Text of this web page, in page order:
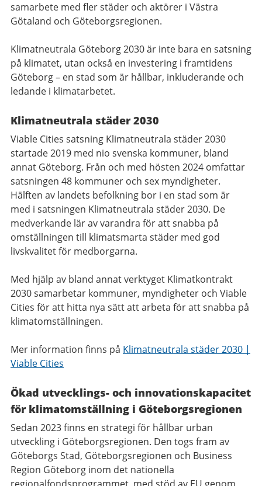
samarbete med fler städer och aktörer i Västra
Götaland och Göteborgsregionen.
Klimatneutrala Göteborg 2030 är inte bara en satsning
på klimatet, utan också en investering i framtidens
Göteborg – en stad som är hållbar, inkluderande och
ledande i klimatarbetet.
Klimatneutrala städer 2030
Viable Cities satsning Klimatneutrala städer 2030
startade 2019 med nio svenska kommuner, bland
annat Göteborg. Från och med hösten 2024 omfattar
satsningen 48 kommuner och sex myndigheter.
Hälften av landets befolkning bor i en stad som är
med i satsningen Klimatneutrala städer 2030. De
medverkande lär av varandra för att snabba på
omställningen till klimatsmarta städer med god
livskvalitet för medborgarna.
Med hjälp av bland annat verktyget Klimatkontrakt
2030 samarbetar kommuner, myndigheter och Viable
Cities för att hitta nya sätt att arbeta för att snabba på
klimatomställningen.
Mer information finns på Klimatneutrala städer 2030 |
Viable Cities
Ökad utvecklings- och innovationskapacitet
för klimatomställning i Göteborgsregionen
Sedan 2023 finns en strategi för hållbar urban
utveckling i Göteborgsregionen. Den togs fram av
Göteborgs Stad, Göteborgsregionen och Business
Region Göteborg inom det nationella